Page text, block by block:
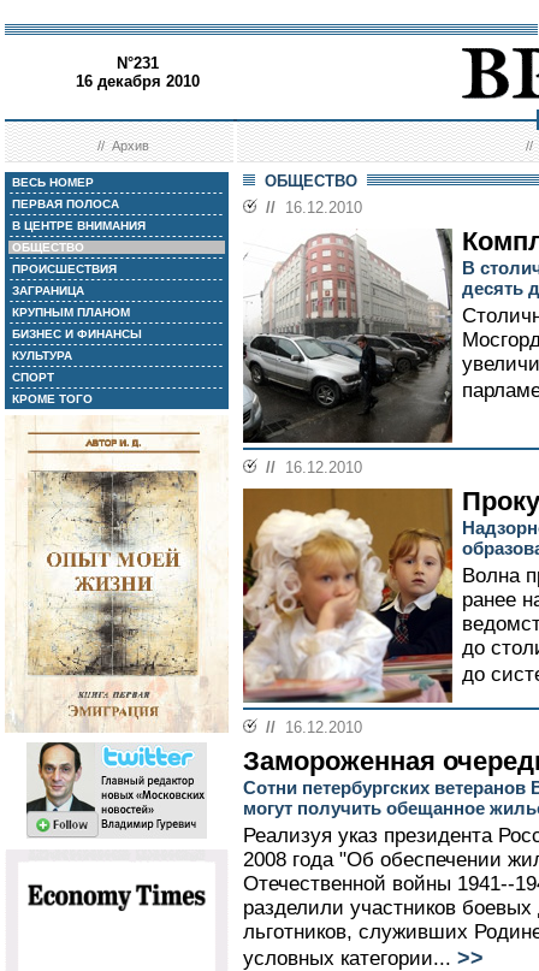
N°231
16 декабря 2010
//Архив //
ВЕСЬ НОМЕР
ПЕРВАЯ ПОЛОСА
В ЦЕНТРЕ ВНИМАНИЯ
ОБЩЕСТВО
ПРОИСШЕСТВИЯ
ЗАГРАНИЦА
КРУПНЫМ ПЛАНОМ
БИЗНЕС И ФИНАНСЫ
КУЛЬТУРА
СПОРТ
КРОМЕ ТОГО
ОБЩЕСТВО
// 16.12.2010
В
десять
// 16.12.2010
Волна
ранее
до
до
// 16.12.2010
Замороженная
Сотни петербургских
могут получить обещанное
Реализуя указ президента
2008 года "Об обеспечении
Отечественной войны 1941--
разделили участников
льготников, служивших
условных категории... >>